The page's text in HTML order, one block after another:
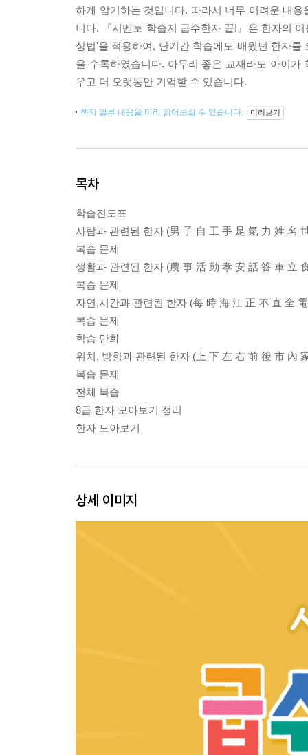
하게 암기하는 것입니다. 따라서 너무 어려운 내
니다. 『시멘토 학습지 급수한자 끝!』은 한자의
상법'을 적용하여, 단기간 학습에도 배웠던 한자
을 수록하였습니다. 아무리 좋은 교재라도 아이
우고 더 오랫동안 기억할 수 있습니다.
책의 일부 내용을 미리 읽어보실 수 있습니다. 미리보기
목차
학습진도표
사람과 관련된 한자 (男 子 自 工 手 足 氣 力 姓 名
복습 문제
생활과 관련된 한자 (農 事 活 動 孝 安 話 答 車 立
복습 문제
자연,시간과 관련된 한자 (每 時 海 江 正 不 直 全
복습 문제
학습 만화
위치, 방향과 관련된 한자 (上 下 左 右 前 後 市 內
복습 문제
전체 복습
8급 한자 모아보기 정리
한자 모아보기
상세 이미지